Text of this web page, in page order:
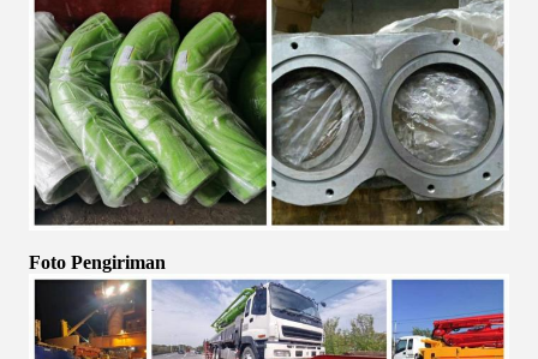
Foto Pengiriman